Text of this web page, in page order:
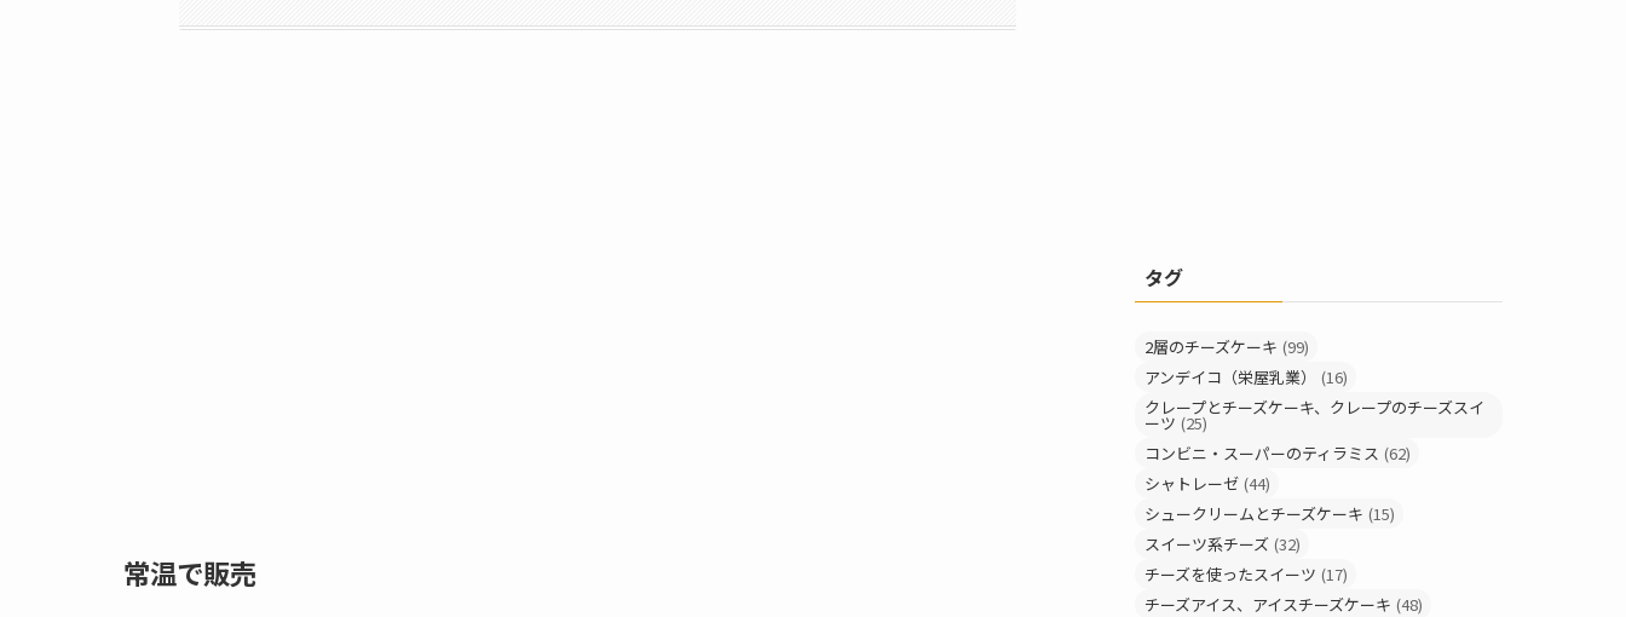
常温で販売
タグ
2層のチーズケーキ (99)
アンデイコ（栄屋乳業）
(16)
クレープとチーズケーキ、クレープのチーズスイ
ーツ (25)
コンビニ・スーパーのティラミス (62)
シャトレーゼ (44)
シュークリームとチーズケーキ (15)
スイーツ系チーズ (32)
チーズを使ったスイーツ (17)
チーズアイス、アイスチーズケーキ (48)